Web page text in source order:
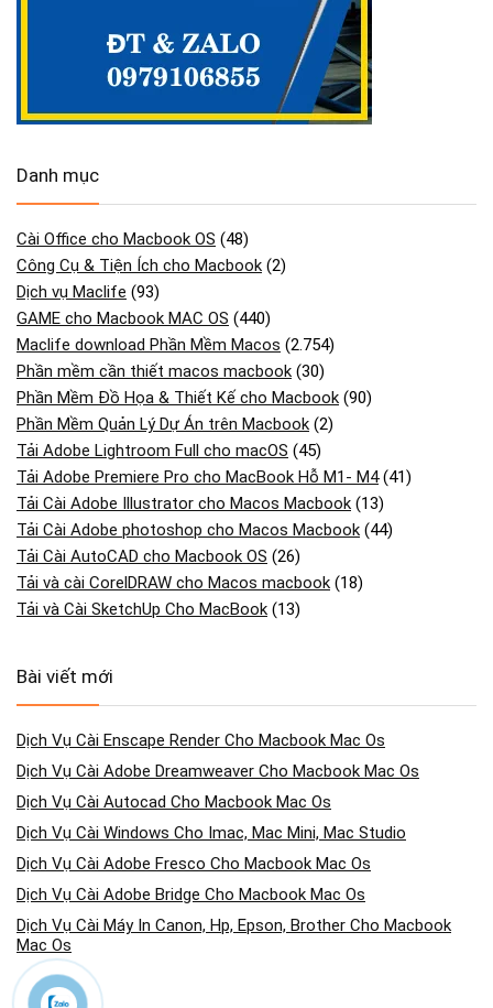
Danh mục
Cài Office cho Macbook OS (48)
Công Cụ & Tiện Ích cho Macbook (2)
Dịch vụ Maclife (93)
GAME cho Macbook MAC OS (440)
Maclife download Phần Mềm Macos (2.754)
Phần mềm cần thiết macos macbook (30)
Phần Mềm Đồ Họa & Thiết Kế cho Macbook (90)
Phần Mềm Quản Lý Dự Án trên Macbook (2)
Tải Adobe Lightroom Full cho macOS (45)
Tải Adobe Premiere Pro cho MacBook Hỗ M1- M4(41)
Tải Cài Adobe Illustrator cho Macos Macbook (13)
Tải Cài Adobe photoshop cho Macos Macbook (44)
Tải Cài AutoCAD cho Macbook OS (26)
Tải và cài CorelDRAW cho Macos macbook (18)
Tải và Cài SketchUp Cho MacBook (13)
Bài viết mới
Dịch Vụ Cài Enscape Render Cho Macbook Mac Os
Dịch Vụ Cài Adobe Dreamweaver Cho Macbook Mac Os
Dịch Vụ Cài Autocad Cho Macbook Mac Os
Dịch Vụ Cài Windows Cho Imac, Mac Mini, Mac Studio
Dịch Vụ Cài Adobe Fresco Cho Macbook Mac Os
Dịch Vụ Cài Adobe Bridge Cho Macbook Mac Os
Dịch Vụ Cài Máy In Canon, Hp, Epson, Brother Cho Macbook
Mac Os